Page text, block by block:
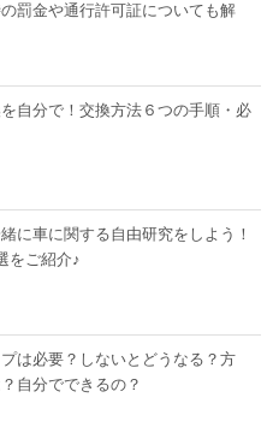
罰金や通行許可証についても解
自分で！交換方法６つの手順・必
に車に関する自由研究をしよう！
をご紹介♪
は必要？しないとどうなる？方
自分でできるの？